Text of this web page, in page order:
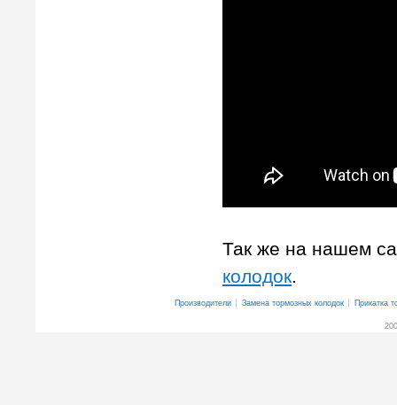
Так же на нашем
колодок.
Производители Замена тормозных колодок Прикатка